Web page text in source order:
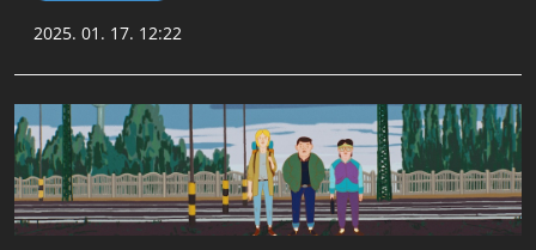
2025. 01. 17. 12:22